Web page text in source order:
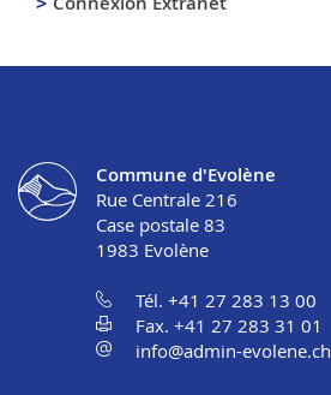
Commune d'Evolène
Rue Centrale 216
Case postale 83
1983 Evolène
Tél. +41 27 283 13 00
Fax. +41 27 283 31 01
info@admin-evolene.ch